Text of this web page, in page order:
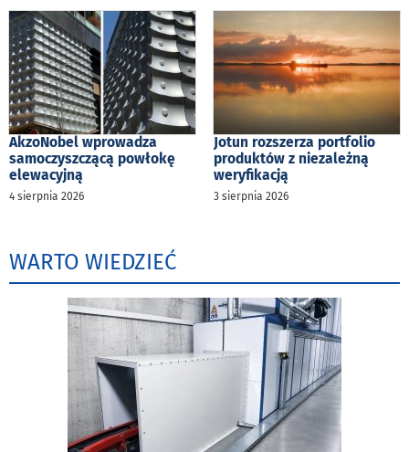
AkzoNobel wprowadza
samoczyszczącą powłokę
elewacyjną
4 sierpnia 2026
Jotun rozszerza portfolio
produktów z niezależną
weryfikacją
3 sierpnia 2026
WARTO WIEDZIEĆ